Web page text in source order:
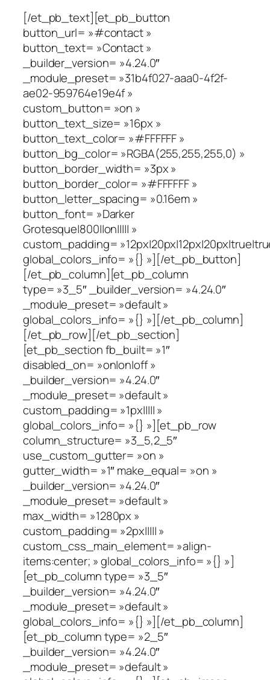
[/et_pb_text][et_pb_button
button_url= »#contact »
button_text= »Contact »
_builder_version= »4.24.0″
_module_preset= »31b4f027-aaa0-4f2f-
ae02-959764e19e4f »
custom_button= »on »
button_text_size= »16px »
button_text_color= »#FFFFFF »
button_bg_color= »RGBA(255,255,255,0) »
button_border_width= »3px »
button_border_color= »#FFFFFF »
button_letter_spacing= »0.16em »
button_font= »Darker
Grotesque|800||on||||| »
custom_padding=
global_colors_info= »{} »][/et_pb_button]
[/et_pb_column][et_pb_column
type= »3_5″ _builder_version= »4.24.0″
_module_preset= »default »
global_colors_info= »{} »][/et_pb_column]
[/et_pb_row][/et_pb_section]
[et_pb_section fb_built= »1″
disabled_on= »on|on|off »
_builder_version= »4.24.0″
_module_preset= »default »
custom_padding= »1px||||| »
global_colors_info= »{} »][et_pb_row
column_structure= »3_5,2_5″
use_custom_gutter= »on »
gutter_width= »1″ make_equal= »on »
_builder_version= »4.24.0″
_module_preset= »default »
max_width= »1280px »
custom_padding= »2px||||| »
custom_css_main_element= »align-
items:center; » global_colors_info= »{} »]
[et_pb_column type= »3_5″
_builder_version= »4.24.0″
_module_preset= »default »
global_colors_info= »{} »][/et_pb_column]
[et_pb_column type= »2_5″
_builder_version= »4.24.0″
_module_preset= »default »